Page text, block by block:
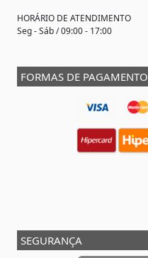
HORÁRIO DE ATENDIMENTO
Seg - Sáb / 09:00 - 17:00
FORMAS DE PAGAMENTO
SEGURANÇA